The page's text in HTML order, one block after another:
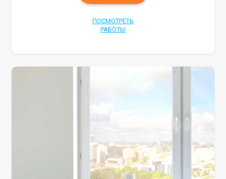
ПОСМОТРЕТЬ
РАБОТЫ